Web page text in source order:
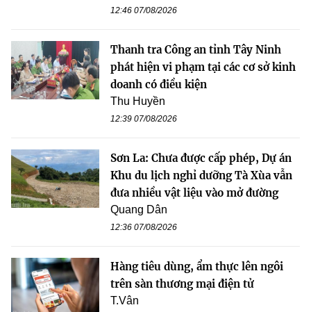
12:46 07/08/2026
Thanh tra Công an tỉnh Tây Ninh
phát hiện vi phạm tại các cơ sở kinh
doanh có điều kiện
Thu Huyền
12:39 07/08/2026
Sơn La: Chưa được cấp phép, Dự án
Khu du lịch nghỉ dưỡng Tà Xùa vẫn
đưa nhiều vật liệu vào mở đường
Quang Dân
12:36 07/08/2026
Hàng tiêu dùng, ẩm thực lên ngôi
trên sàn thương mại điện tử
T.Vân